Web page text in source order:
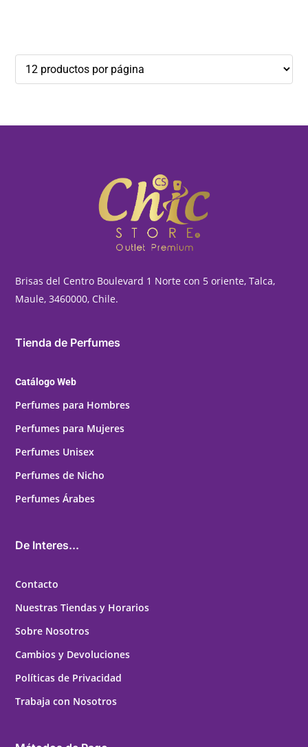
Brisas del Centro Boulevard 1 Norte con 5 oriente, Talca,
Maule, 3460000, Chile.
Tienda de Perfumes
Catálogo Web
Perfumes para Hombres
Perfumes para Mujeres
Perfumes Unisex
Perfumes de Nicho
Perfumes Árabes
De Interes...
Contacto
Nuestras Tiendas y Horarios
Sobre Nosotros
Cambios y Devoluciones
Políticas de Privacidad
Trabaja con Nosotros